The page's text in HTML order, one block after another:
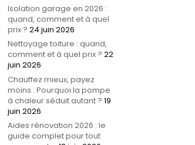
Isolation garage en 2026 :
quand, comment et à quel
prix ? 24 juin 2026
Nettoyage toiture : quand,
comment et à quel prix ? 22
juin 2026
Chauffez mieux, payez
moins : Pourquoi la pompe
à chaleur séduit autant ? 19
juin 2026
Aides rénovation 2026 : le
guide complet pour tout